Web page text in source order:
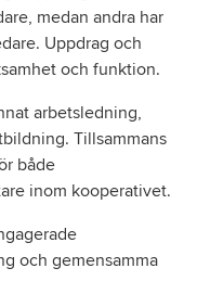
medan andra har
Uppdrag och
och funktion.
arbetsledning,
Tillsammans
både
inom kooperativet.
och gemensamma